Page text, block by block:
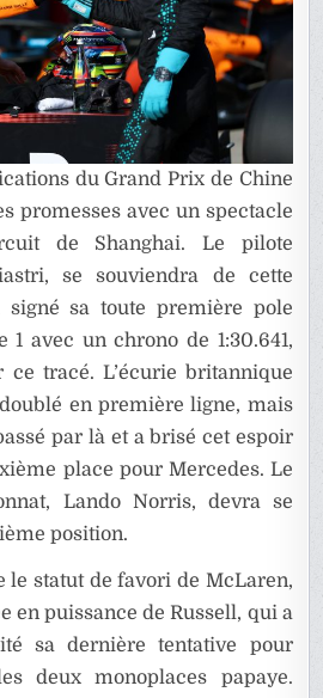
du Grand Prix de Chine
promesses avec un spectacle
de Shanghai. Le pilote
se souviendra de cette
signé sa toute première pole
avec un chrono de 1:30.641,
ce tracé. L’écurie britannique
en première ligne, mais
par là et a brisé cet espoir
place pour Mercedes. Le
Lando Norris, devra se
position.
le statut de favori de McLaren,
en puissance de Russell, qui a
sa dernière tentative pour
deux monoplaces papaye.